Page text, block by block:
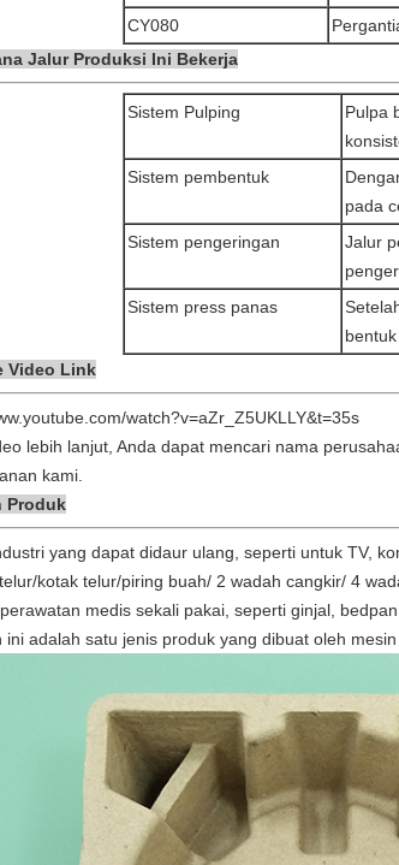
CY080
Jalur Produksi Ini Bekerja
Sistem Pulping
Pulpa
Sistem pembentuk
pada
Sistem pengeringan
Jalur
Sistem press panas
Video Link
watch?v=aZr_Z5UKLLY&t=35s
lebih lanjut, Anda dapat mencari nama
kami.
Produk
yang dapat didaur ulang, seperti untuk TV,
kotak telur/piring buah/ 2 wadah cangkir/ 4
medis sekali pakai, seperti ginjal,
ini adalah satu jenis produk yang dibuat oleh